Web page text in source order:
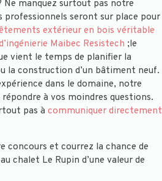
Ne manquez surtout pas notre
professionnels seront sur place pour
extérieur en bois véritable
Maibec Resistech ;le
vient le temps de planifier la
la construction d’un bâtiment neuf.
dans le domaine, notre
à vos moindres questions.
pas à communiquer directement
concours et courrez la chance de
chalet Le Rupin d’une valeur de